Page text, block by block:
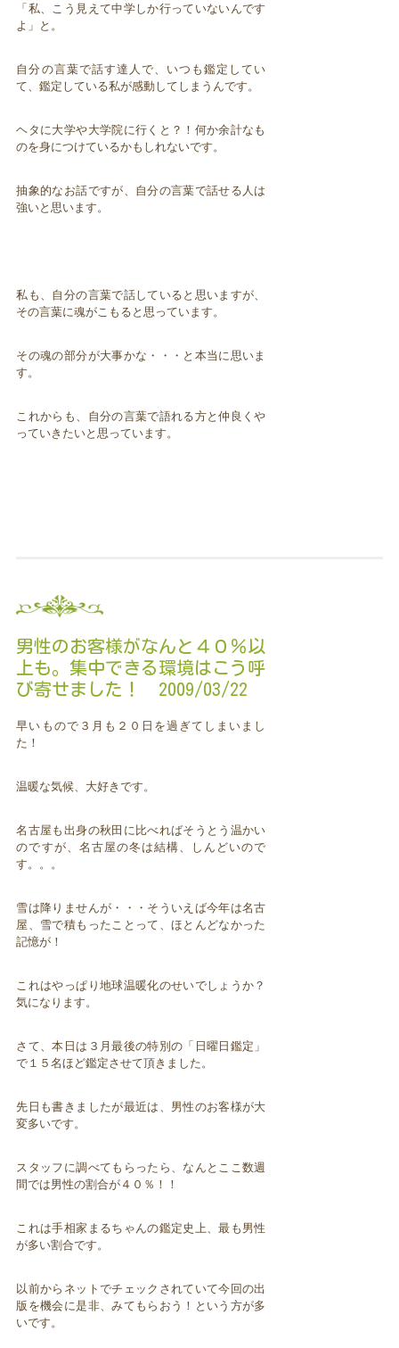
「私、こう見えて中学しか行っていないんです
よ」と。
自分の言葉で話す達人で、いつも鑑定してい
て、鑑定している私が感動してしまうんです。
ヘタに大学や大学院に行くと？！何か余計なも
のを身につけているかもしれないです。
抽象的なお話ですが、自分の言葉で話せる人は
強いと思います。
私も、自分の言葉で話していると思いますが、
その言葉に魂がこもると思っています。
その魂の部分が大事かな・・・と本当に思いま
す。
これからも、自分の言葉で語れる方と仲良くや
っていきたいと思っています。
男性のお客様がなんと４０％以
上も。集中できる環境はこう呼
び寄せました！ 2009/03/22
早いもので３月も２０日を過ぎてしまいまし
た！
温暖な気候、大好きです。
名古屋も出身の秋田に比べればそうとう温かい
のですが、名古屋の冬は結構、しんどいので
す。。。
雪は降りませんが・・・そういえば今年は名古
屋、雪で積もったことって、ほとんどなかった
記憶が！
これはやっぱり地球温暖化のせいでしょうか？
気になります。
さて、本日は３月最後の特別の「日曜日鑑定」
で１５名ほど鑑定させて頂きました。
先日も書きましたが最近は、男性のお客様が大
変多いです。
スタッフに調べてもらったら、なんとここ数週
間では男性の割合が４０％！！
これは手相家まるちゃんの鑑定史上、最も男性
が多い割合です。
以前からネットでチェックされていて今回の出
版を機会に是非、みてもらおう！という方が多
いです。